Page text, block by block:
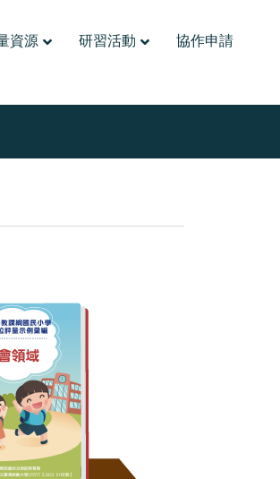
資源 研習活動 協作申請
彙編(國小)